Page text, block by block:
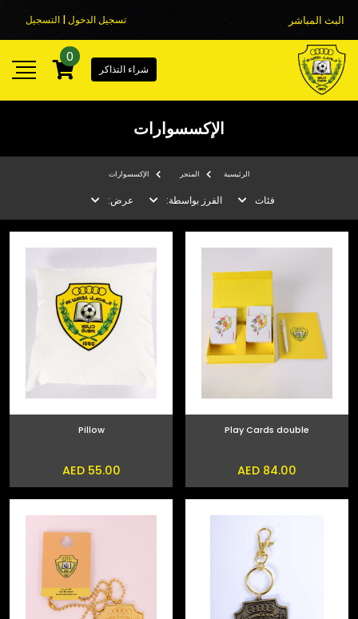
البث المباشر تسجيل الدخول | التسجيل
شراء التذاكر
0
الإكسسوارات
الرئيسية المتجر الإكسسوارات
فئات الفرز بواسطة: عرض:
Play Cards double
AED 84.00
Pillow
AED 55.00